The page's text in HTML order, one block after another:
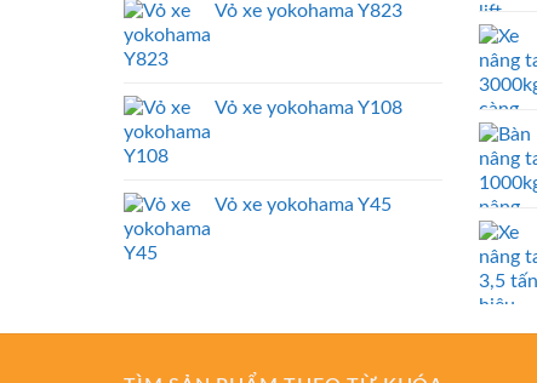
Vỏ xe yokohama Y823
Vỏ xe yokohama Y108
Vỏ xe yokohama Y45